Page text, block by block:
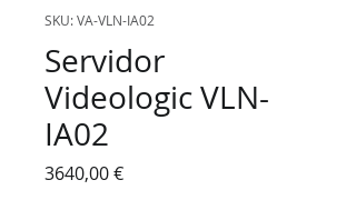
SKU: VA-VLN-IA02
Servidor
Videologic VLN-
IA02
3640,00 €Preço